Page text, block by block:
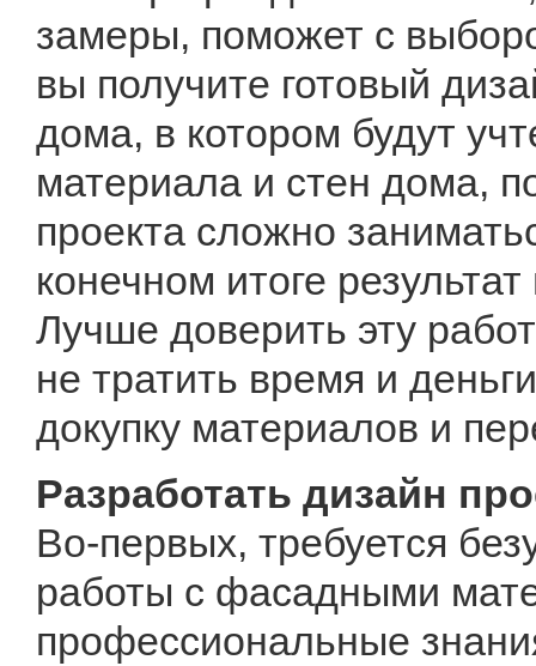
замеры, поможет с
вы получите готовый
дома, в котором будут
материала и стен дома,
проекта сложно
конечном итоге
Лучше доверить эту
не тратить время и
докупку материалов и
Разработать дизайн
Во-первых, требуется
работы с фасадными
профессиональные